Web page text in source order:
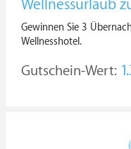
Wellnessurlaub
Gewinnen Sie 3
Wellnesshotel.
Gutschein-Wert: